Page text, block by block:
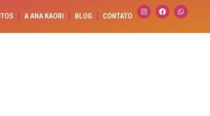
A ANA KAORI BLOG CONTATO